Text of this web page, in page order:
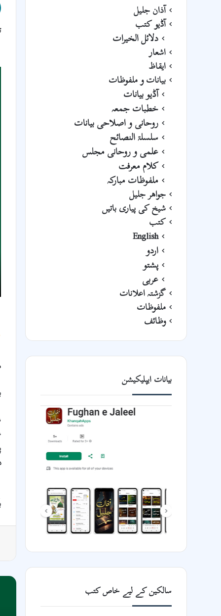
آذان جلیل
آڈیو کتب
دلائل الخیرات
اشعار
ایقاظ
بیانات و ملفوظات
آڈیو بیانات
خطبات جمعہ
روحانی و اصلاحی بیانات
سلسلۃ النصائح
علمی و روحانی مجلس
کلام معرفت
ملفوظات مبارکہ
جواھر جلیل
شیخ کی پیاری باتیں
کتب
English
اردو
پشتو
عربی
گزشتہ اعلانات
ملفوظات
وظائف
بیانات ایپلیکیشن
سالکین کے لیے خاص کتب